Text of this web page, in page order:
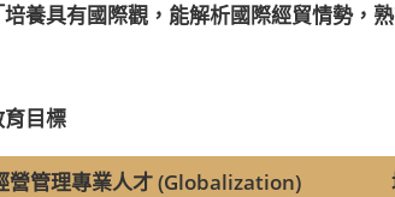
養具有國際觀，能解析國際經貿情勢，
目標
營管理專業人才 (Globalization)